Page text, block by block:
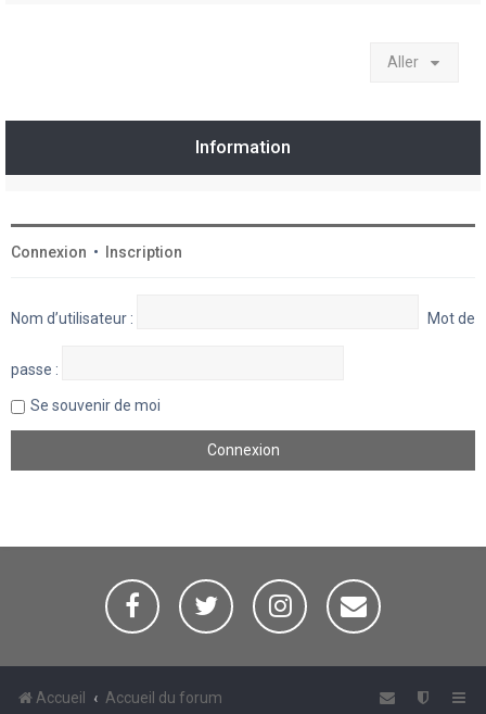
Aller
Information
Connexion • Inscription
Nom d’utilisateur : Mot de
passe :
Se souvenir de moi
Accueil Accueil du forum